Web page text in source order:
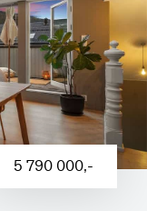
5 790 000,-